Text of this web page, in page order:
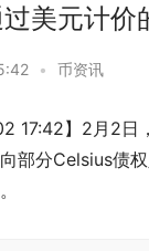
美元计价
• 币资讯
17:42】2月2日
部分Celsius债